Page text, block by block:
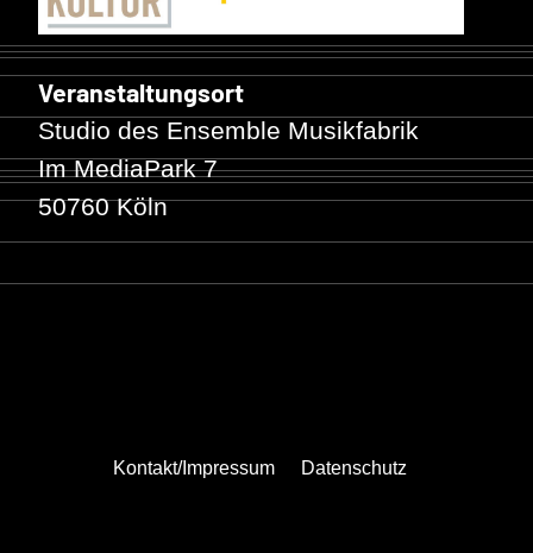
Veranstaltungsort
Studio des Ensemble Musikfabrik
Im MediaPark 7
50760 Köln
Kontakt/Impressum Datenschutz